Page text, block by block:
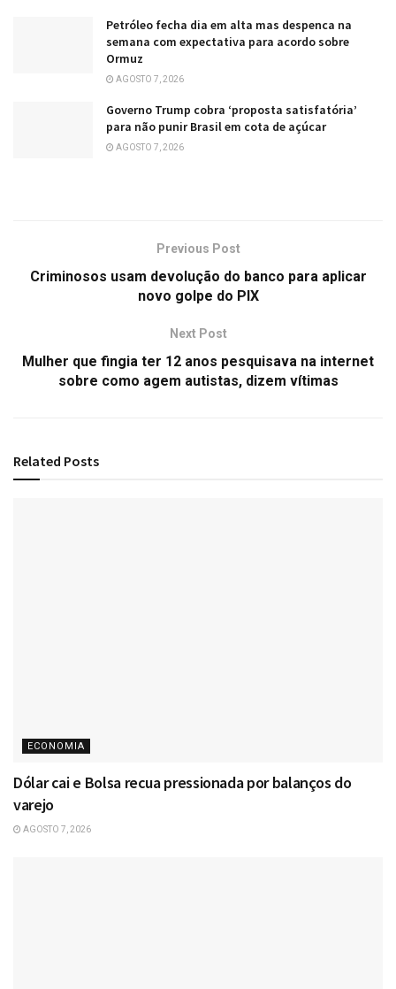
Petróleo fecha dia em alta mas despenca na
semana com expectativa para acordo sobre
Ormuz
AGOSTO 7, 2026
Governo Trump cobra ‘proposta satisfatória’
para não punir Brasil em cota de açúcar
AGOSTO 7, 2026
Previous Post
Criminosos usam devolução do banco para aplicar
novo golpe do PIX
Next Post
Mulher que fingia ter 12 anos pesquisava na internet
sobre como agem autistas, dizem vítimas
Related Posts
ECONOMIA
Dólar cai e Bolsa recua pressionada por balanços do
varejo
AGOSTO 7, 2026